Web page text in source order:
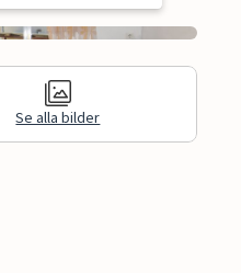
Gäst
Se alla bilder